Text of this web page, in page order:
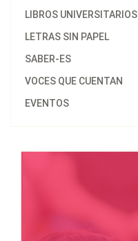
LIBROS UNIVERSITARIOS
LETRAS SIN PAPEL
SABER-ES
VOCES QUE CUENTAN
EVENTOS